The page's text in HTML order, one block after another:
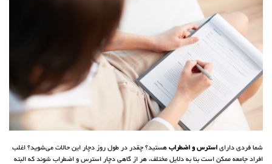
شما فردی دارای استرس و اضطراب هستید؟ چقدر در طول روز دچار این حالات می‌شوید؟ اغلب
افراد جامعه ممکن است بنا به دلایل مختلف، هر از گاهی دچار استرس و اضطراب شوند که البته